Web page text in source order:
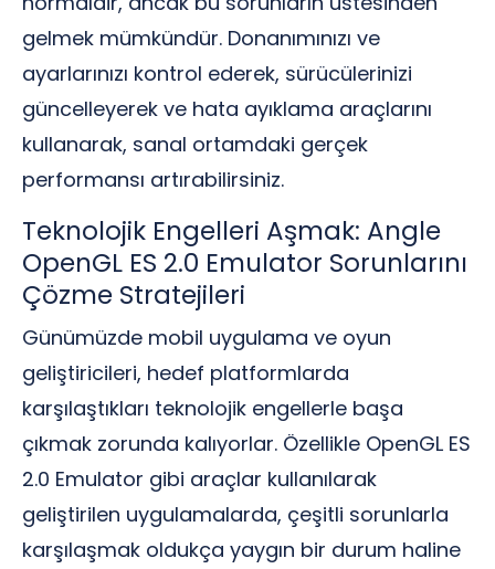
gelmek mümkündür. Donanımınızı ve
ayarlarınızı kontrol ederek, sürücülerinizi
güncelleyerek ve hata ayıklama araçlarını
kullanarak, sanal ortamdaki gerçek
performansı artırabilirsiniz.
Teknolojik Engelleri Aşmak: Angle
OpenGL ES 2.0 Emulator Sorunlarını
Çözme Stratejileri
Günümüzde mobil uygulama ve oyun
geliştiricileri, hedef platformlarda
karşılaştıkları teknolojik engellerle başa
çıkmak zorunda kalıyorlar. Özellikle OpenGL ES
2.0 Emulator gibi araçlar kullanılarak
geliştirilen uygulamalarda, çeşitli sorunlarla
karşılaşmak oldukça yaygın bir durum haline